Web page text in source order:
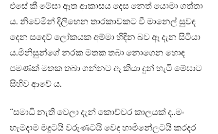
එසේ කී මේඝා ඈත ආකාසය දෙස නෙත් යොමා ගත්තා
ය. නිවෙමින් දිලිහෙන තාරකාවකට වී මානෙල් සුවඳ
දෙන සදෙව් ලෝකයක අම්මා හිඳින බව ඈ දැන සිටියා
ය.මිනිසුන්ගේ නරක මතක තබා නොගෙන හොඳ
පමණක් මතක තබා ගන්නට ඈ කියා දුන් හැටි මේඝාට
සිහිව ආවේ ය.
“සමාධි නැති වෙලා දැන් කොච්චර කාලයක් ද..මං
හැමදාම මදූටයි වරුණටයි වෙද හාමිනේලටයි කරදර